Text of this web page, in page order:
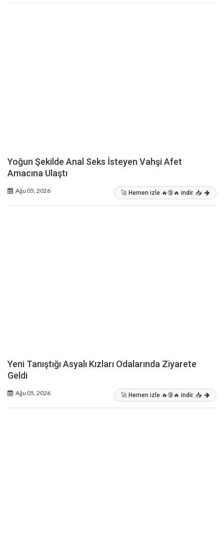
Yoğun Şekilde Anal Seks İsteyen Vahşi Afet
Amacına Ulaştı
Ağu 05, 2026 🚀 Hemen izle 🔥🔞🔥 indir. 📥
Yeni Tanıştığı Asyalı Kızları Odalarında Ziyarete
Geldi
Ağu 05, 2026 🚀 Hemen izle 🔥🔞🔥 indir. 📥